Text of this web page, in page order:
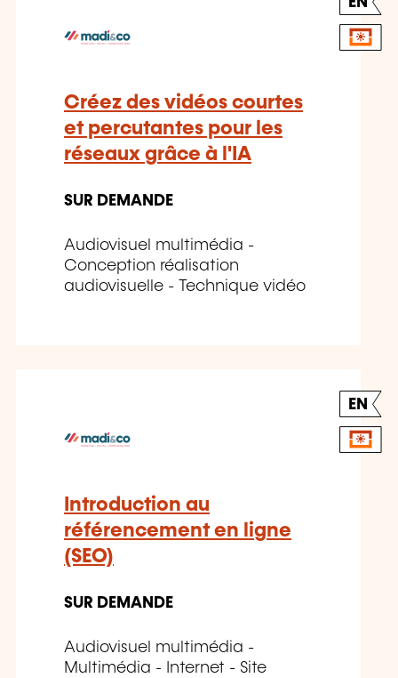
Créez des vidéos courtes
et percutantes pour les
réseaux grâce à l'IA
SUR DEMANDE
Audiovisuel multimédia -
Conception réalisation
audiovisuelle - Technique vidéo
EN
Introduction au
référencement en ligne
(SEO)
SUR DEMANDE
Audiovisuel multimédia -
Multimédia - Internet - Site